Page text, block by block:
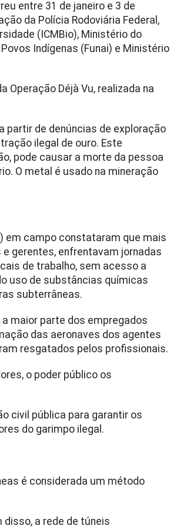
entre 31 de janeiro e 3 de
da Polícia Rodoviária Federal,
(ICMBio), Ministério do
Indígenas (Funai) e Ministério
Operação Déjà Vu, realizada na
partir de denúncias de exploração
ilegal de ouro. Este
pode causar a morte da pessoa
O metal é usado na mineração
em campo constataram que mais
gerentes, enfrentavam jornadas
de trabalho, sem acesso a
uso de substâncias químicas
subterrâneas.
maior parte dos empregados
das aeronaves dos agentes
resgatados pelos profissionais.
o poder público os
civil pública para garantir os
do garimpo ilegal.
é considerada um método
disso, a rede de túneis